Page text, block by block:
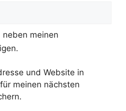
neben meinen
und Website in
meinen nächsten